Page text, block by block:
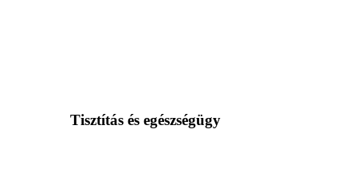
Tisztítás és egészségügy